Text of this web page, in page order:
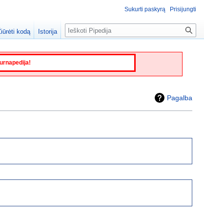
Pagalba
Sukurti paskyrą Prisijungti
kodą Istorija Paieška